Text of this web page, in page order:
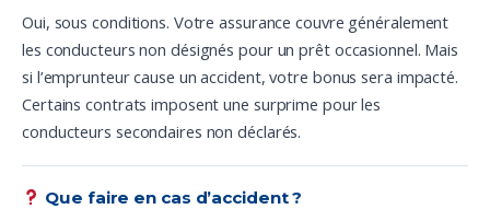
Oui, sous conditions. Votre assurance couvre généralement
les conducteurs non désignés pour un prêt occasionnel. Mais
si l’emprunteur cause un accident, votre bonus sera impacté.
Certains contrats imposent une surprime pour les
conducteurs secondaires non déclarés.
Que faire en cas d’accident ?